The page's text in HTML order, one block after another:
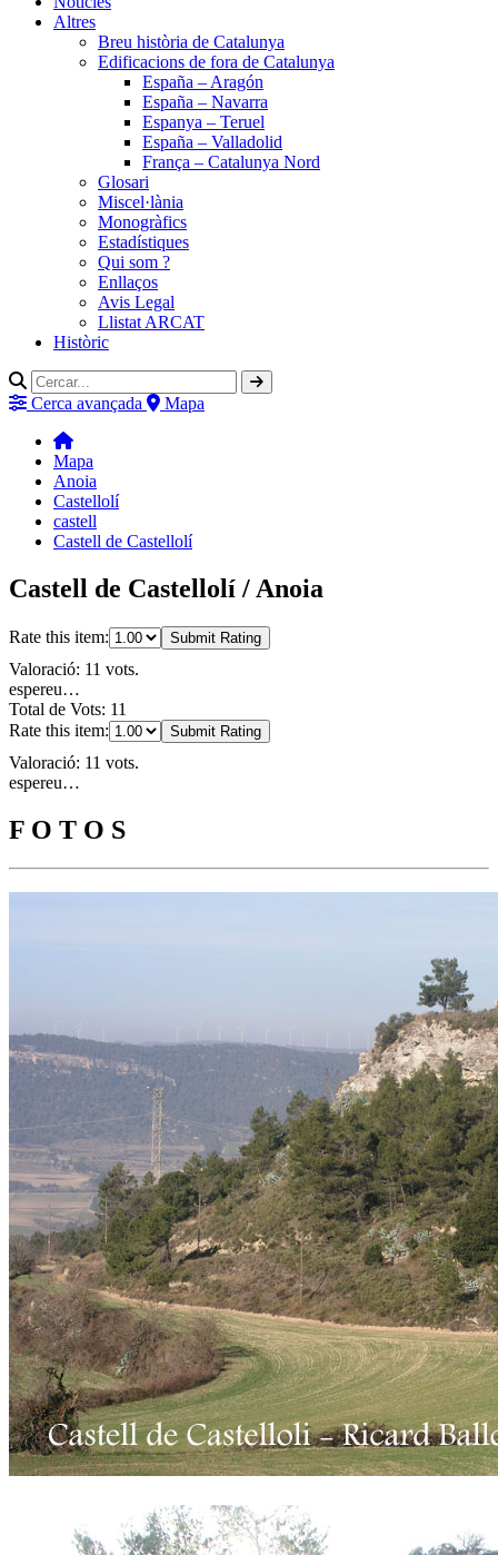
Altres
Breu història de Catalunya
Edificacions de fora de Catalunya
España – Aragón
España – Navarra
Espanya – Teruel
España – Valladolid
França – Catalunya Nord
Glosari
Miscel·lània
Monogràfics
Estadístiques
Qui som ?
Enllaços
Avis Legal
Llistat ARCAT
Històric
Cerca avançada Mapa
Mapa
Anoia
Castellolí
castell
Castell de Castellolí
Castell de Castellolí / Anoia
Rate this item: Submit Rating
Valoració: 11 vots.
espereu…
Total de Vots: 11
Rate this item:
Submit Rating
Valoració: 11 vots.
espereu…
F O T O S